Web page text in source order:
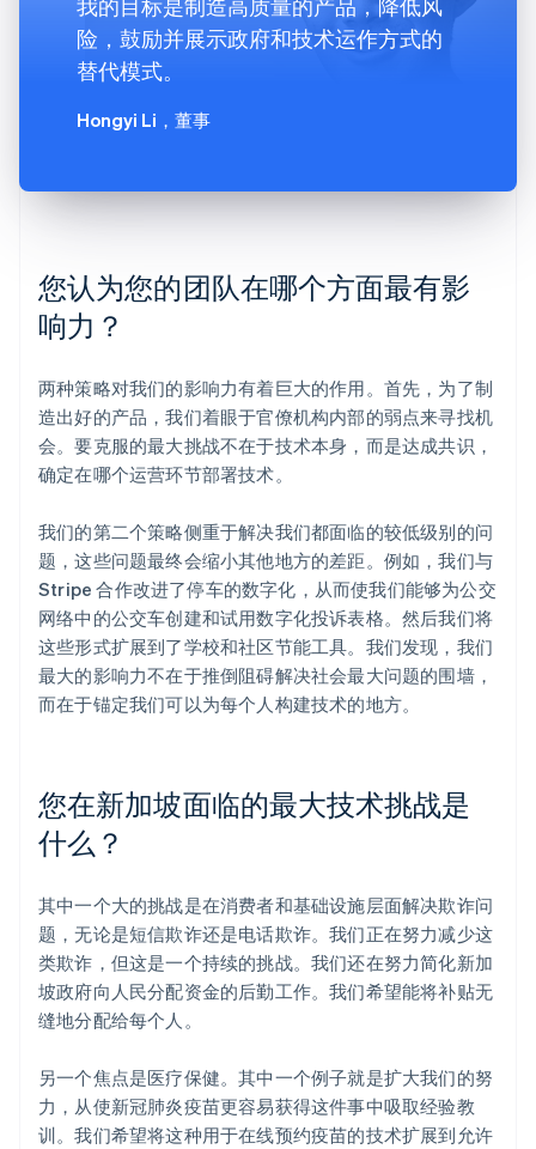
险，鼓励并展示政府和技术运作方式的
替代模式。
Hongyi Li ，董事
您认为您的团队在哪个方面最有影
响力？
两种策略对我们的影响力有着巨大的作用。首先，为了制
造出好的产品，我们着眼于官僚机构内部的弱点来寻找机
会。要克服的最大挑战不在于技术本身，而是达成共识，
确定在哪个运营环节部署技术。
我们的第二个策略侧重于解决我们都面临的较低级别的问
题，这些问题最终会缩小其他地方的差距。例如，我们与
Stripe 合作改进了停车的数字化，从而使我们能够为公交
网络中的公交车创建和试用数字化投诉表格。然后我们将
这些形式扩展到了学校和社区节能工具。我们发现，我们
最大的影响力不在于推倒阻碍解决社会最大问题的围墙，
而在于锚定我们可以为每个人构建技术的地方。
您在新加坡面临的最大技术挑战是
什么？
其中一个大的挑战是在消费者和基础设施层面解决欺诈问
题，无论是短信欺诈还是电话欺诈。我们正在努力减少这
类欺诈，但这是一个持续的挑战。我们还在努力简化新加
坡政府向人民分配资金的后勤工作。我们希望能将补贴无
缝地分配给每个人。
另一个焦点是医疗保健。其中一个例子就是扩大我们的努
力，从使新冠肺炎疫苗更容易获得这件事中吸取经验教
训。我们希望将这种用于在线预约疫苗的技术扩展到允许